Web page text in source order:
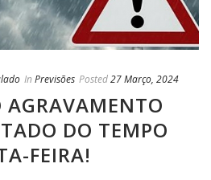
In Previsões Posted27 Março, 2024
AGRAVAMENTO
DO TEMPO
FEIRA!